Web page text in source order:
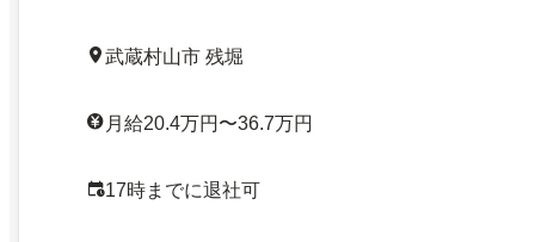
武蔵村山市 残堀
月給20.4万円〜36.7万円
17時までに退社可